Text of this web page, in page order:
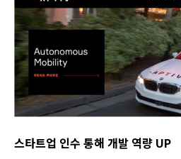
스타트업 인수 통해 개발 역량 UP